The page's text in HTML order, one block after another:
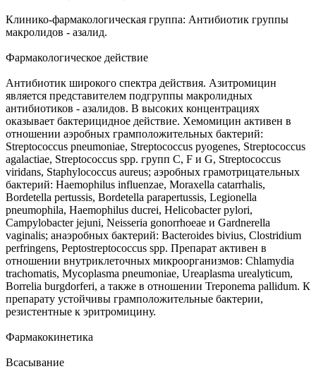
Клинико-фармакологическая группа: Антибиотик группы
макролидов - азалид.
Фармакологическое действие
Антибиотик широкого спектра действия. Азитромицин
является представителем подгруппы макролидных
антибиотиков - азалидов. В высоких концентрациях
оказывает бактерицидное действие. Хемомицин активен в
отношении аэробных грамположительных бактерий:
Streptococcus pneumoniae, Streptococcus pyogenes, Streptococcus
agalactiae, Streptococcus spp. групп C, F и G, Streptococcus
viridans, Staphylococcus aureus; аэробных грамотрицательных
бактерий: Haemophilus influenzae, Moraxella catarrhalis,
Bordetella pertussis, Bordetella parapertussis, Legionella
pneumophila, Haemophilus ducrei, Helicobacter pylori,
Campylobacter jejuni, Neisseria gonorrhoeae и Gardnerella
vaginalis; анаэробных бактерий: Bacteroides bivius, Clostridium
perfringens, Peptostreptococcus spp. Препарат активен в
отношении внутриклеточных микроорганизмов: Chlamydia
trachomatis, Mycoplasma pneumoniae, Ureaplasma urealyticum,
Borrelia burgdorferi, а также в отношении Treponema pallidum. К
препарату устойчивы грамположительные бактерии,
резистентные к эритромицину.
Фармакокинетика
Всасывание